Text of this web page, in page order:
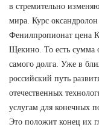
в стремительно
мира. Курс
Фенилпропионат цена
Щекино. То есть сумма
самого долга. Уже в
российский путь
отечественных
услугам для конечных
Это положит конец их